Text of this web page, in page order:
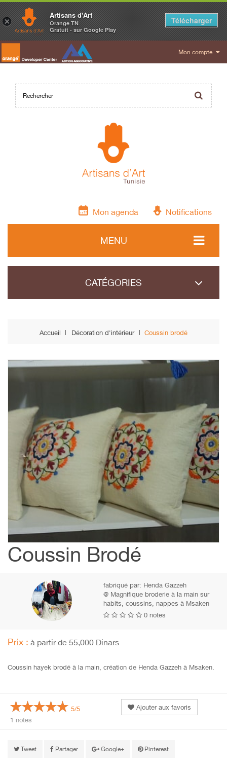
Mon compte
Mon agenda Notifications
MENU
CATÉGORIES
Accueil Décoration d'intérieur Coussin brodé
Coussin Brodé
fabriqué par: Henda Gazzeh
@ Magnifique broderie à la main sur
habits, coussins, nappes à Msaken
0 notes
Prix : à partir de 55,000 Dinars
Coussin hayek brodé à la main, création de Henda Gazzeh à Msaken.
5/5
Ajouter aux favoris
1 notes
Tweet Partager Google+ Pinterest
×
Artisans d'Art
Orange TN
Gratuit - sur Google Play
Télécharger